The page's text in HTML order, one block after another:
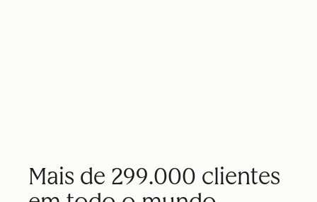
Mais de 299.000 clientes